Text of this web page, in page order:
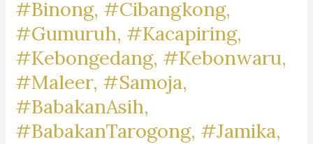
#Binong, #Cibangkong,
#Gumuruh, #Kacapiring,
#Kebongedang, #Kebonwaru,
#Maleer, #Samoja,
#BabakanAsih,
#BabakanTarogong, #Jamika,